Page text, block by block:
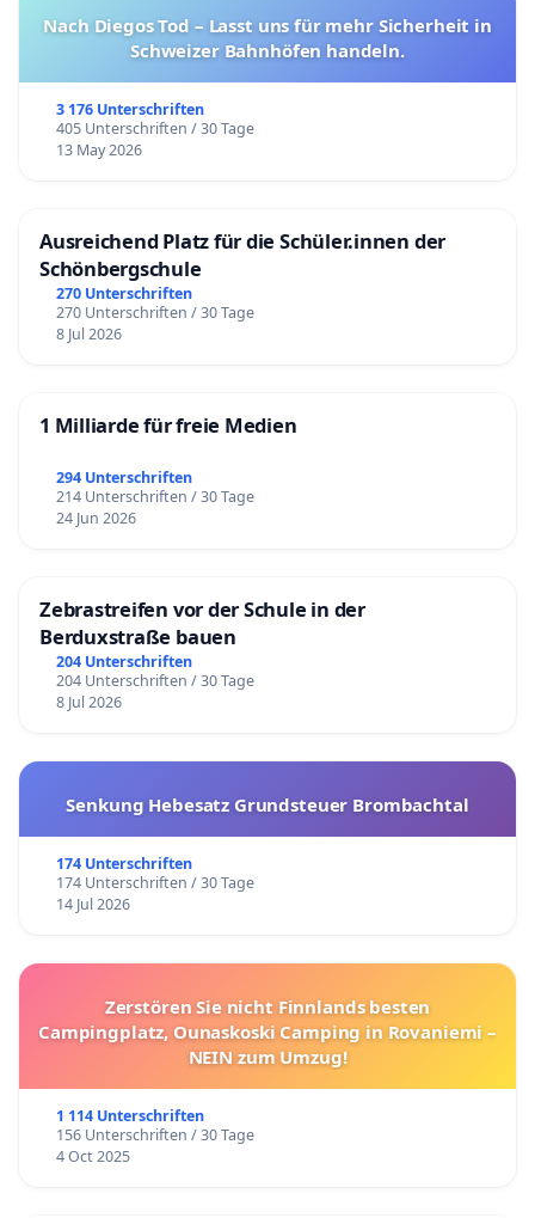
Nach Diegos Tod – Lasst uns für mehr Sicherheit in
Schweizer Bahnhöfen handeln.
3 176 Unterschriften
405 Unterschriften / 30 Tage
13 May 2026
Ausreichend Platz für die Schüler.innen der
Schönbergschule
270 Unterschriften
270 Unterschriften / 30 Tage
8 Jul 2026
1 Milliarde für freie Medien
294 Unterschriften
214 Unterschriften / 30 Tage
24 Jun 2026
Zebrastreifen vor der Schule in der
Berduxstraße bauen
204 Unterschriften
204 Unterschriften / 30 Tage
8 Jul 2026
Senkung Hebesatz Grundsteuer Brombachtal
174 Unterschriften
174 Unterschriften / 30 Tage
14 Jul 2026
Zerstören Sie nicht Finnlands besten
Campingplatz, Ounaskoski Camping in Rovaniemi –
NEIN zum Umzug!
1 114 Unterschriften
156 Unterschriften / 30 Tage
4 Oct 2025